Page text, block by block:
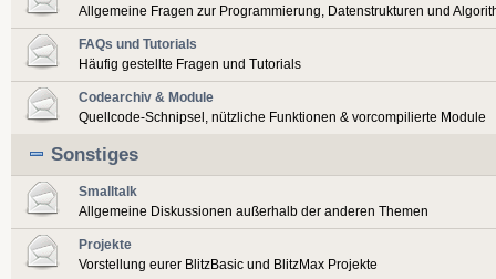
Allgemeine Fragen zur Programmierung, Datenstrukturen und
FAQs und Tutorials
Häufig gestellte Fragen und Tutorials
Codearchiv & Module
Quellcode-Schnipsel, nützliche Funktionen & vorcompilierte Module
Sonstiges
Smalltalk
Allgemeine Diskussionen außerhalb der anderen Themen
Projekte
Vorstellung eurer BlitzBasic und BlitzMax Projekte